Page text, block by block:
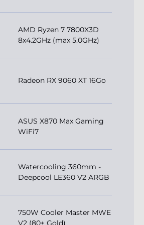
AMD Ryzen 7 7800X3D
8x4.2GHz (max 5.0GHz)
Radeon RX 9060 XT 16Go
ASUS X870 Max Gaming
WiFi7
Watercooling 360mm -
Deepcool LE360 V2 ARGB
750W Cooler Master MWE